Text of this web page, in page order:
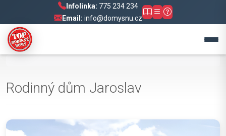
Infolinka: 775 234 234
Email: info@domysnu.cz
Rodinný dům Jaroslav